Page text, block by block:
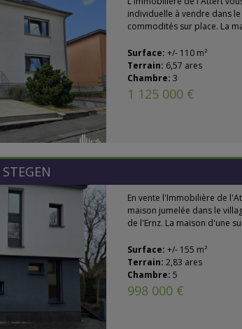
individuelle à vendre dans
commodités sur place. La
Surface: +/- 110 m²
Terrain: 6,57 ares
Chambre: 3
1 125 000 €
STEGEN
En vente l'Immobilière de
maison jumelée dans le
de l'Ernz. La maison d'une
Surface: +/- 155 m²
Terrain: 2,83 ares
Chambre: 5
998 000 €